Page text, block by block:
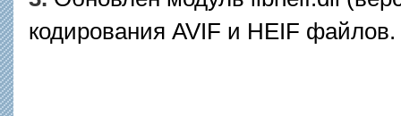
кодирования AVIF и HEIF файлов.